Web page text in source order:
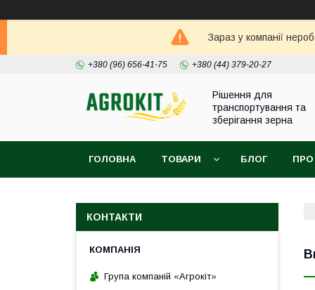
Зараз у компанії
+380 (96) 656-41-75 +380 (44) 379-20-27
Рішення для
транспортування та
зберігання зерна
ГОЛОВНА ТОВАРИ БЛОГ
КОНТАКТИ
Група компаній «Агрокіт»